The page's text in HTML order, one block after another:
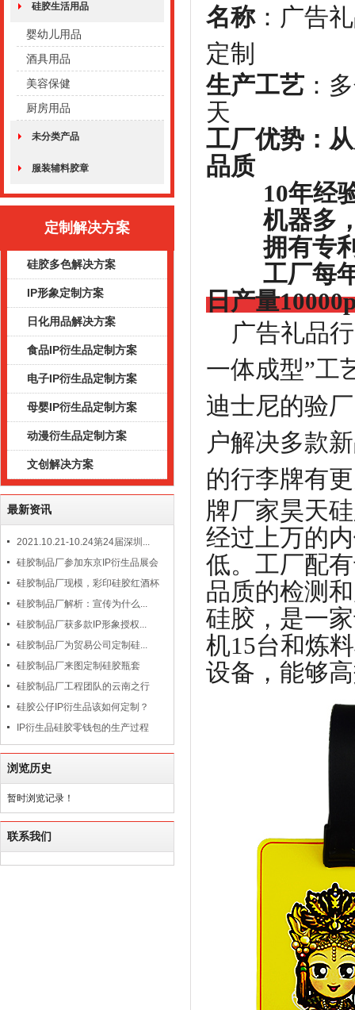
硅胶生活用品
婴幼儿用品
酒具用品
美容保健
厨房用品
未分类产品
服装辅料胶章
定制解决方案
硅胶多色解决方案
IP形象定制方案
日化用品解决方案
食品IP衍生品定制方案
电子IP衍生品定制方案
母婴IP衍生品定制方案
动漫衍生品定制方案
文创解决方案
最新资讯
2021.10.21-10.24第24届深圳...
硅胶制品厂参加东京IP衍生品展会
硅胶制品厂现模，彩印硅胶红酒杯
硅胶制品厂解析：宣传为什么...
硅胶制品厂获多款IP形象授权...
硅胶制品厂为贸易公司定制硅...
硅胶制品厂来图定制硅胶瓶套
硅胶制品厂工程团队的云南之行
硅胶公仔IP衍生品该如何定制？
IP衍生品硅胶零钱包的生产过程
浏览历史
暂时浏览记录！
联系我们
名称：广告
定制
生产工艺
天
工厂优势：
品质
10年经验
机器多，
拥有专利
工厂每年
日产量
广告礼品
一体成型”工
迪士尼的验
户解决多款
的行李牌有
牌厂家昊天
经过上万的
低。工厂配
品质的检测
硅胶，是一
机15台和炼
设备，能够